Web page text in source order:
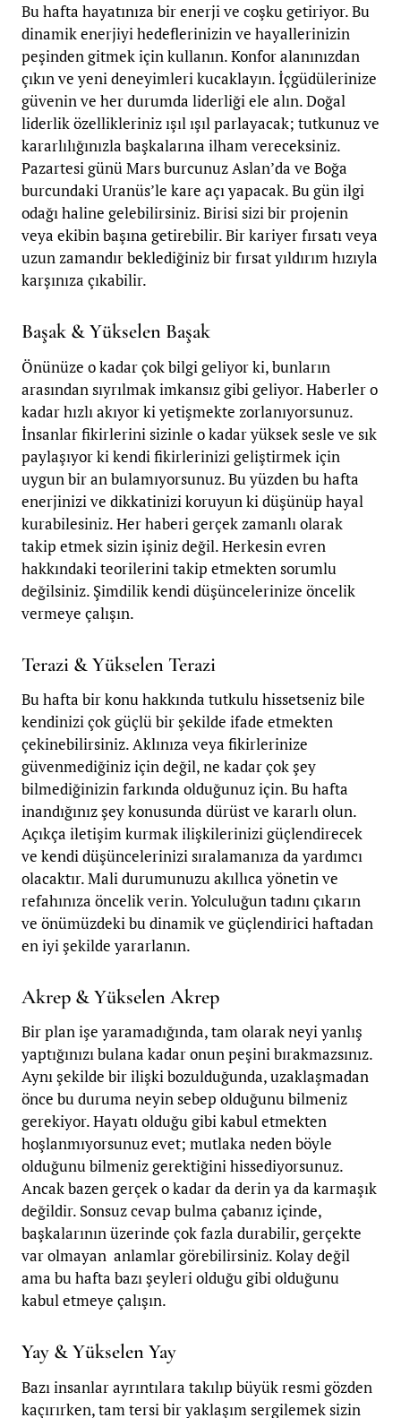
Bu hafta hayatınıza bir enerji ve coşku getiriyor. Bu
dinamik enerjiyi hedeflerinizin ve hayallerinizin
peşinden gitmek için kullanın. Konfor alanınızdan
çıkın ve yeni deneyimleri kucaklayın. İçgüdülerinize
güvenin ve her durumda liderliği ele alın. Doğal
liderlik özellikleriniz ışıl ışıl parlayacak; tutkunuz ve
kararlılığınızla başkalarına ilham vereceksiniz.
Pazartesi günü Mars burcunuz Aslan’da ve Boğa
burcundaki Uranüs’le kare açı yapacak. Bu gün ilgi
odağı haline gelebilirsiniz. Birisi sizi bir projenin
veya ekibin başına getirebilir. Bir kariyer fırsatı veya
uzun zamandır beklediğiniz bir fırsat yıldırım hızıyla
karşınıza çıkabilir.
Başak & Yükselen Başak
Önünüze o kadar çok bilgi geliyor ki, bunların
arasından sıyrılmak imkansız gibi geliyor. Haberler o
kadar hızlı akıyor ki yetişmekte zorlanıyorsunuz.
İnsanlar fikirlerini sizinle o kadar yüksek sesle ve sık
paylaşıyor ki kendi fikirlerinizi geliştirmek için
uygun bir an bulamıyorsunuz. Bu yüzden bu hafta
enerjinizi ve dikkatinizi koruyun ki düşünüp hayal
kurabilesiniz. Her haberi gerçek zamanlı olarak
takip etmek sizin işiniz değil. Herkesin evren
hakkındaki teorilerini takip etmekten sorumlu
değilsiniz. Şimdilik kendi düşüncelerinize öncelik
vermeye çalışın.
Terazi & Yükselen Terazi
Bu hafta bir konu hakkında tutkulu hissetseniz bile
kendinizi çok güçlü bir şekilde ifade etmekten
çekinebilirsiniz. Aklınıza veya fikirlerinize
güvenmediğiniz için değil, ne kadar çok şey
bilmediğinizin farkında olduğunuz için. Bu hafta
inandığınız şey konusunda dürüst ve kararlı olun.
Açıkça iletişim kurmak ilişkilerinizi güçlendirecek
ve kendi düşüncelerinizi sıralamanıza da yardımcı
olacaktır. Mali durumunuzu akıllıca yönetin ve
refahınıza öncelik verin. Yolculuğun tadını çıkarın
ve önümüzdeki bu dinamik ve güçlendirici haftadan
en iyi şekilde yararlanın.
Akrep & Yükselen Akrep
Bir plan işe yaramadığında, tam olarak neyi yanlış
yaptığınızı bulana kadar onun peşini bırakmazsınız.
Aynı şekilde bir ilişki bozulduğunda, uzaklaşmadan
önce bu duruma neyin sebep olduğunu bilmeniz
gerekiyor. Hayatı olduğu gibi kabul etmekten
hoşlanmıyorsunuz evet; mutlaka neden böyle
olduğunu bilmeniz gerektiğini hissediyorsunuz.
Ancak bazen gerçek o kadar da derin ya da karmaşık
değildir. Sonsuz cevap bulma çabanız içinde,
başkalarının üzerinde çok fazla durabilir, gerçekte
var olmayan anlamlar görebilirsiniz. Kolay değil
ama bu hafta bazı şeyleri olduğu gibi olduğunu
kabul etmeye çalışın.
Yay & Yükselen Yay
Bazı insanlar ayrıntılara takılıp büyük resmi gözden
kaçırırken, tam tersi bir yaklaşım sergilemek sizin